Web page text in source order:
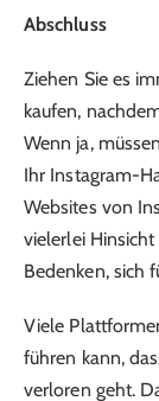
Abschluss
Ziehen Sie es
kaufen,
Wenn ja,
Ihr Instagram-
Websites von
vielerlei
Bedenken, sich
Viele
führen kann,
verloren geht.